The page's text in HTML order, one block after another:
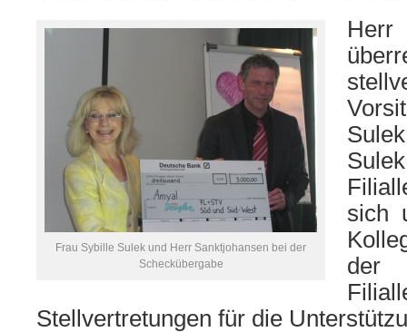
Frau Sybille Sulek und Herr Sanktjohansen bei der
Scheckübergabe
Herr
sich
der
Stellvertretungen für die